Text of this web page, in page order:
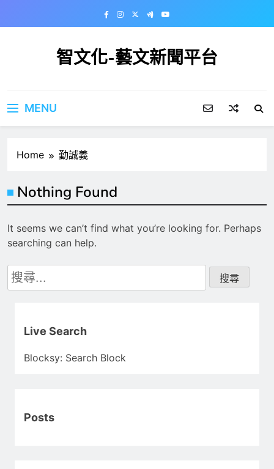
智文化-藝文新聞平台
MENU
Home 勤誠義
Nothing Found
It seems we can’t find what you’re looking for. Perhaps
searching can help.
搜
尋
Live Search
Blocksy: Search Block
Posts